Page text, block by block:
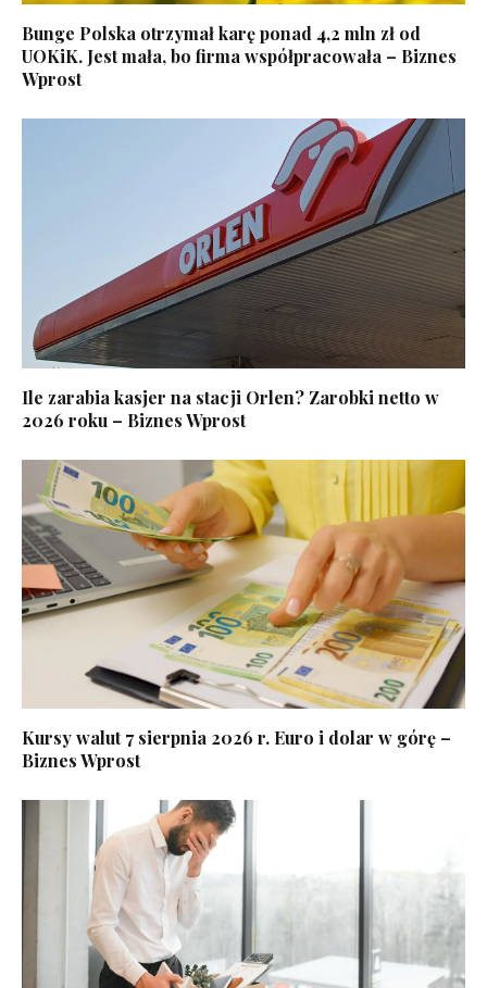
Bunge Polska otrzymał karę ponad 4,2 mln zł od
UOKiK. Jest mała, bo firma współpracowała – Biznes
Wprost
Ile zarabia kasjer na stacji Orlen? Zarobki netto w
2026 roku – Biznes Wprost
Kursy walut 7 sierpnia 2026 r. Euro i dolar w górę –
Biznes Wprost